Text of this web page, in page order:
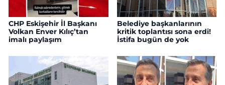
CHP Eskişehir İl Başkanı
Volkan Enver Kılıç’tan
imalı paylaşım
Belediye başkanlarının
kritik toplantısı sona erdi!
İstifa bugün de yok